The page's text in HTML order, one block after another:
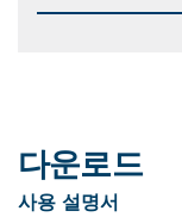
다운로드
사용 설명서